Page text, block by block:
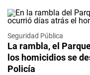
Seguridad Pública
La rambla, el
los homicidios se
Policía